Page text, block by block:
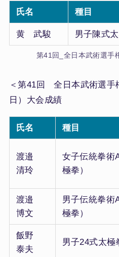
氏名 種目
黄 武駿 男子陳式
第41回_全日本武術選手
＜第41回 全日本武術選手
日）大会成績
氏名 種目
渡邉
清玲
女子伝統拳術
極拳）
渡邉
博文
男子伝統拳術
極拳）
飯野
泰夫
男子24式太極